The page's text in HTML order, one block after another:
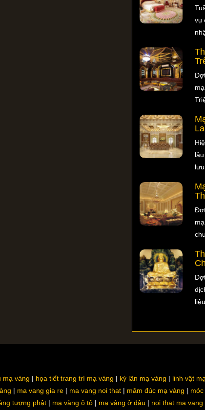
vụ
mạ vàng họa tiết trang trí mạ vàng kỳ lân mạ vàng linh vật
ma vang gia re ma vang noi that mâm đúc mạ vàng
tượng phật mạ vàng ô tô mạ vàng ở đâu noi that ma vang